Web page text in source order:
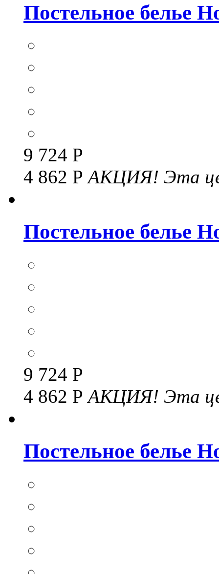
Постельное белье
9 724 Р
4 862 РАКЦИЯ! Эта
Постельное белье
9 724 Р
4 862 РАКЦИЯ! Эта
Постельное белье